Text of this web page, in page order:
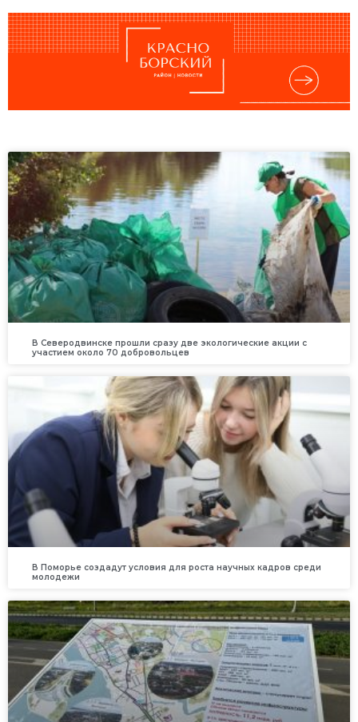
В Северодвинске прошли сразу две экологические акции с
участием около 70 добровольцев
В Поморье создадут условия для роста научных кадров среди
молодежи